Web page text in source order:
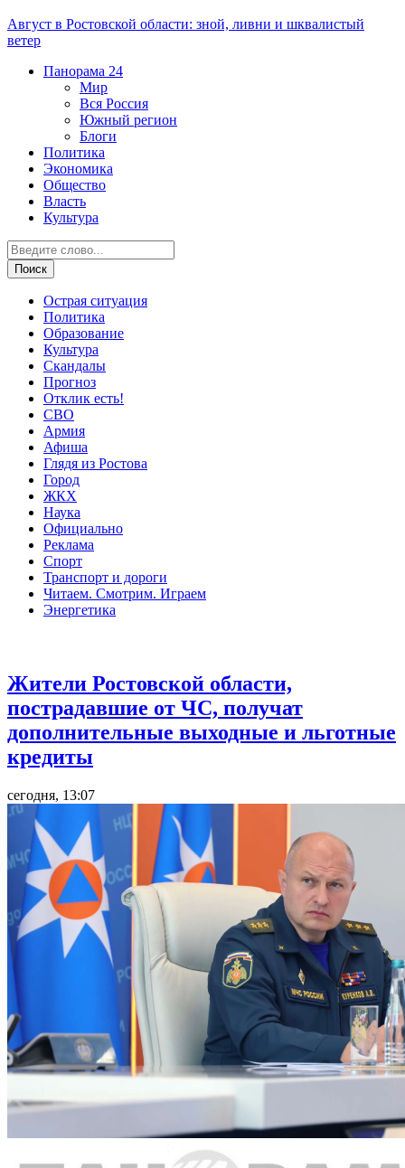
Август в Ростовской области: зной, ливни и шквалистый
ветер
Панорама 24
Мир
Вся Россия
Южный регион
Блоги
Политика
Экономика
Общество
Власть
Культура
Острая ситуация
Политика
Образование
Культура
Скандалы
Прогноз
Отклик есть!
СВО
Армия
Афиша
Глядя из Ростова
Город
ЖКХ
Наука
Официально
Реклама
Спорт
Транспорт и дороги
Читаем. Смотрим. Играем
Энергетика
Жители Ростовской области,
пострадавшие от ЧС, получат
дополнительные выходные и льготные
кредиты
сегодня, 13:07